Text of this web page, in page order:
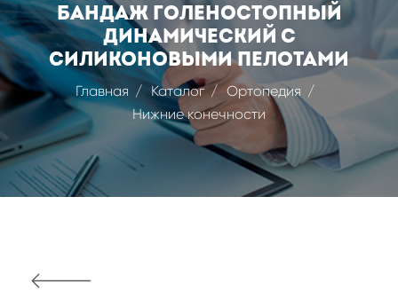
Бандаж голеностопный
динамический с
силиконовыми пелотами
Главная Каталог
Ортопедия
Нижние конечности